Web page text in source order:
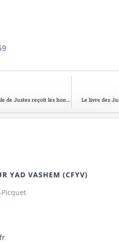
Neuvy-en-Sullias : un couple de Justes reçoit les honneurs Le livre des
YAD VASHEM (CFYV)